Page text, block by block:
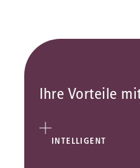
Ihre Vorteile
INTELLIGENT